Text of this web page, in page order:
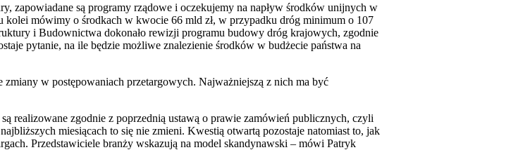
zapowiadane są programy rządowe i oczekujemy na napływ środków unijnych w
kolei mówimy o środkach w kwocie 66 mld zł, w przypadku dróg minimum o 107
i Budownictwa dokonało rewizji programu budowy dróg krajowych, zgodnie
pytanie, na ile będzie możliwe znalezienie środków w budżecie państwa na
w postępowaniach przetargowych. Najważniejszą z nich ma być
realizowane zgodnie z poprzednią ustawą o prawie zamówień publicznych, czyli
miesiącach to się nie zmieni. Kwestią otwartą pozostaje natomiast to, jak
Przedstawiciele branży wskazują na model skandynawski – mówi Patryk